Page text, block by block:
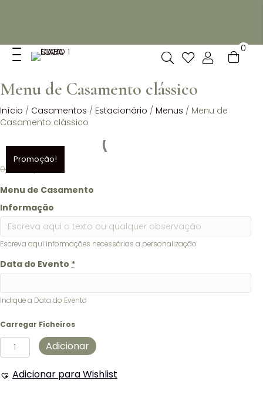
0
Menu de Casamento clássico
Início / Casamentos / Estacionário / Menus / Menu de
Casamento clássico
Promoção!
0,75
original
era:
0,75 €.
atual
0,50 €.
Menu de Casamento
Informação
Escreva aqui informações necessárias a personalização
Data do Evento *
Indique a Data do Evento
Carregar Ficheiros
Quantidade
de
de
Adicionar
Adicionar para Wishlist